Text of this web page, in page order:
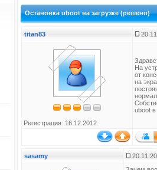
Остановка uboot на загрузке (решено)
titan83
Регистрация: 16.12.2012
На
от
на
uboot
sasamy